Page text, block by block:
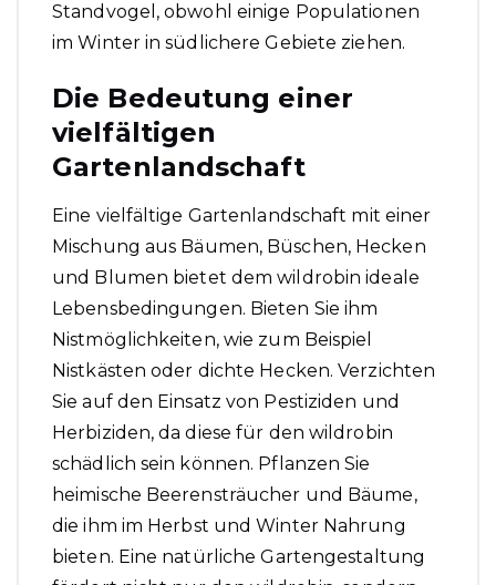
Standvogel, obwohl einige Populationen
im Winter in südlichere Gebiete ziehen.
Die Bedeutung einer
vielfältigen
Gartenlandschaft
Eine vielfältige Gartenlandschaft mit einer
Mischung aus Bäumen, Büschen, Hecken
und Blumen bietet dem wildrobin ideale
Lebensbedingungen. Bieten Sie ihm
Nistmöglichkeiten, wie zum Beispiel
Nistkästen oder dichte Hecken. Verzichten
Sie auf den Einsatz von Pestiziden und
Herbiziden, da diese für den wildrobin
schädlich sein können. Pflanzen Sie
heimische Beerensträucher und Bäume,
die ihm im Herbst und Winter Nahrung
bieten. Eine natürliche Gartengestaltung